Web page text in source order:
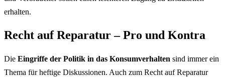
erhalten.
Recht auf Reparatur – Pro und Kontra
Die Eingriffe der Politik in das Konsumverhalten sind immer ein
Thema für heftige Diskussionen. Auch zum Recht auf Reparatur